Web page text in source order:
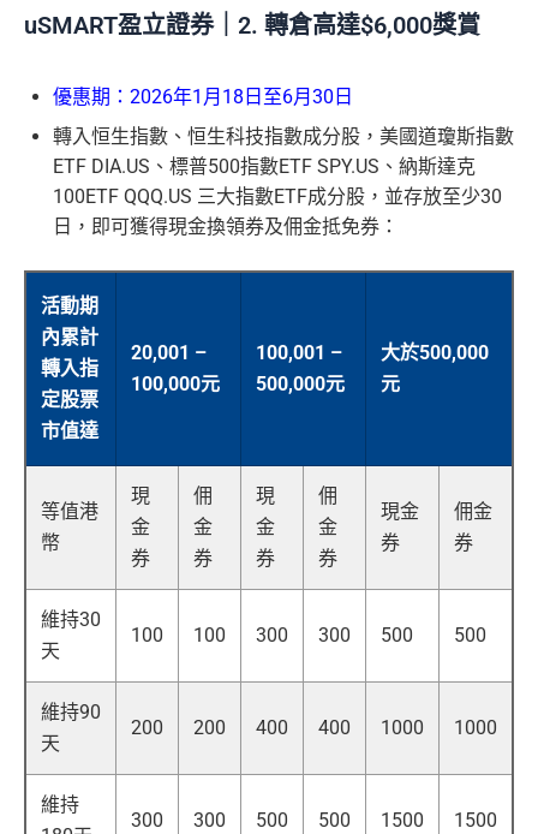
uSMART盈立證券｜2. 轉倉高達$6,000獎賞
優惠期：2026年1月18日至6月30日
轉入恒生指數、恒生科技指數成分股，美國道瓊斯指數
ETF DIA.US、標普500指數ETF SPY.US、納斯達克
100ETF QQQ.US 三大指數ETF成分股，並存放至少30
日，即可獲得現金換領券及佣金抵免券：
活動期
內累計
轉入指
定股票
市值達
20,001 –
100,000元
100,001 –
500,000元
大於500,000
元
等值港
幣
現
金
券
佣
金
券
現
金
券
佣
金
券
現金
券
佣金
券
維持30
天
100 100 300 300 500 500
維持90
天
200 200 400 400 1000 1000
維持
300 300 500 500 1500 1500